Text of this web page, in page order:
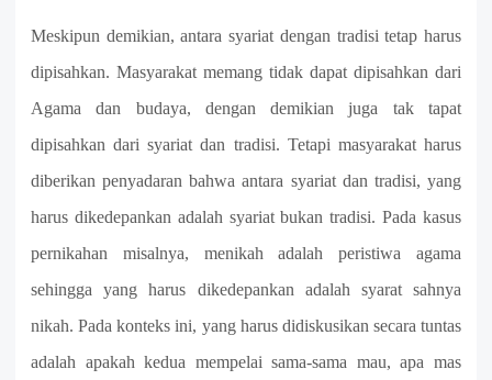
Meskipun demikian, antara syariat dengan tradisi tetap harus
dipisahkan. Masyarakat memang tidak dapat dipisahkan dari
Agama dan budaya, dengan demikian juga tak tapat
dipisahkan dari syariat dan tradisi. Tetapi masyarakat harus
diberikan penyadaran bahwa antara syariat dan tradisi, yang
harus dikedepankan adalah syariat bukan tradisi. Pada kasus
pernikahan misalnya, menikah adalah peristiwa agama
sehingga yang harus dikedepankan adalah syarat sahnya
nikah. Pada konteks ini, yang harus didiskusikan secara tuntas
adalah apakah kedua mempelai sama-sama mau, apa mas